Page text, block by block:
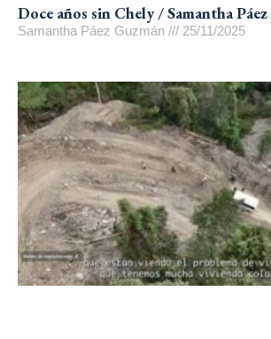
Doce años sin Chely / Samantha Páez
Samantha Páez Guzmán 25/11/2025